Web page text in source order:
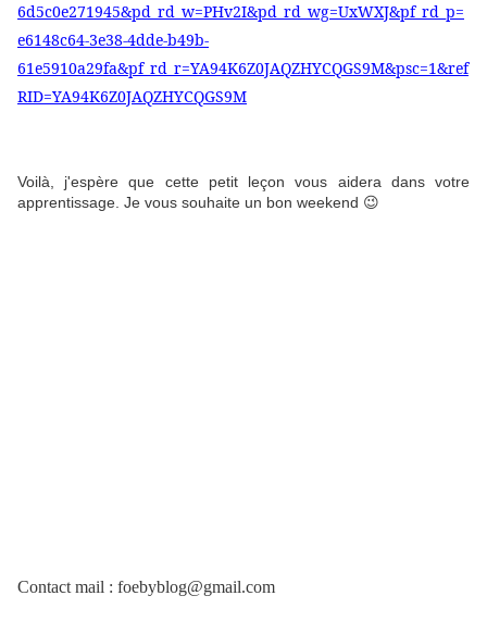
6d5c0e271945&pd_rd_w=PHv2I&pd_rd_wg=UxWXJ&pf_rd_p=
e6148c64-3e38-4dde-b49b-
61e5910a29fa&pf_rd_r=YA94K6Z0JAQZHYCQGS9M&psc=1&ref
RID=YA94K6Z0JAQZHYCQGS9M
Voilà, j'espère que cette petit leçon vous aidera dans votre
apprentissage. Je vous souhaite un bon weekend 😉
Contact mail : foebyblog@gmail.com